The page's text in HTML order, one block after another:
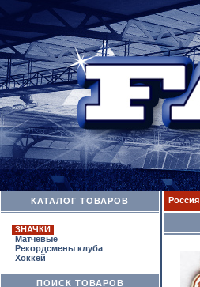
КАТАЛОГ ТОВАРОВ
ЗНАЧКИ
Матчевые
Рекордсмены клуба
Хоккей
ПОИСК ТОВАРОВ
Россия